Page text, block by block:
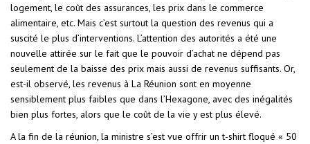
logement, le coût des assurances, les prix dans le commerce
alimentaire, etc. Mais c’est surtout la question des revenus qui a
suscité le plus d’interventions. L’attention des autorités a été une
nouvelle attirée sur le fait que le pouvoir d’achat ne dépend pas
seulement de la baisse des prix mais aussi de revenus suffisants. Or,
est-il observé, les revenus à La Réunion sont en moyenne
sensiblement plus faibles que dans l’Hexagone, avec des inégalités
bien plus fortes, alors que le coût de la vie y est plus élevé.
A la fin de la réunion, la ministre s’est vue offrir un t-shirt floqué « 50